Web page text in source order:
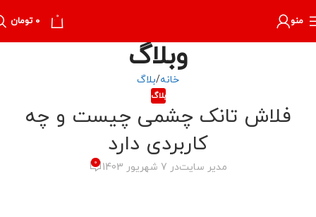
منو 0 ۰ تومان
وبلاگ
خانه بلاگ
بلاگ
فلاش تانک چشمی چیست و چه
کاربردی دارد
مدیر سایتدر 7 شهریور 1403 0